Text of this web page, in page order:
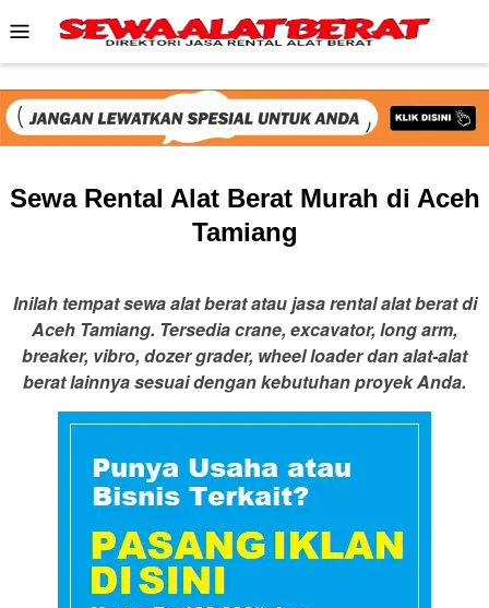
to
content
Mobile
Menu
Sewa Rental Alat Berat Murah di Aceh
Tamiang
Inilah tempat sewa alat berat atau jasa rental alat berat di
Aceh Tamiang. Tersedia crane, excavator, long arm,
breaker, vibro, dozer grader, wheel loader dan alat-alat
berat lainnya sesuai dengan kebutuhan proyek Anda.